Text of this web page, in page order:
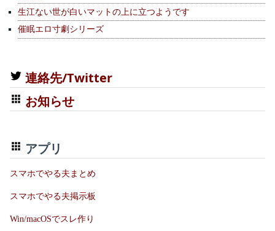
生江ない世が白いマットの上に立つようです
催眠エロ寸劇シリーズ
連絡先/Twitter
お知らせ
アプリ
スマホでやる夫まとめ
スマホでやる夫掲示板
Win/macOSでスレ作り